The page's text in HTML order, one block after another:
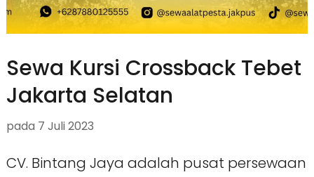
Sewa Kursi Crossback Tebet
Jakarta Selatan
pada 7 Juli 2023
CV. Bintang Jaya adalah pusat persewaan